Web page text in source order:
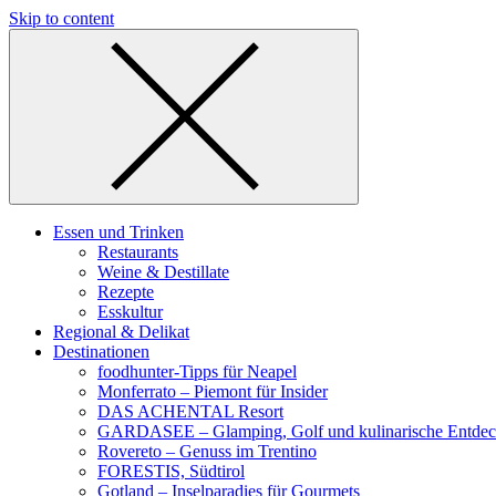
Skip to content
Essen und Trinken
Restaurants
Weine & Destillate
Rezepte
Esskultur
Regional & Delikat
Destinationen
foodhunter-Tipps für Neapel
Monferrato – Piemont für Insider
DAS ACHENTAL Resort
GARDASEE – Glamping, Golf und kulinarische
Rovereto – Genuss im Trentino
FORESTIS, Südtirol
Gotland – Inselparadies für Gourmets